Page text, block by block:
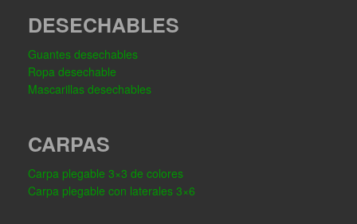
DESECHABLES
Guantes desechables
Ropa desechable
Mascarillas desechables
CARPAS
Carpa plegable 3×3 de colores
Carpa plegable con laterales 3×6